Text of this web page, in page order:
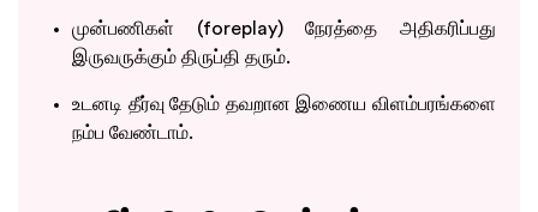
முன்பணிகள் (foreplay) நேரத்தை அதிகரிப்பது
இருவருக்கும் திருப்தி தரும்.
உடனடி தீர்வு தேடும் தவறான இணைய விளம்பரங்களை
நம்ப வேண்டாம்.